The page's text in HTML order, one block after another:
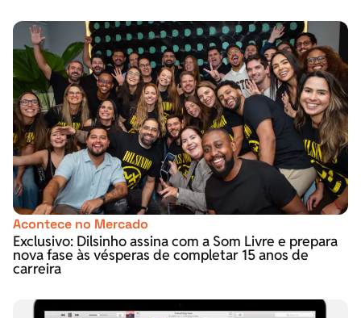
Acontece no Mercado
Exclusivo: Dilsinho assina com a Som Livre e prepara
nova fase às vésperas de completar 15 anos de
carreira